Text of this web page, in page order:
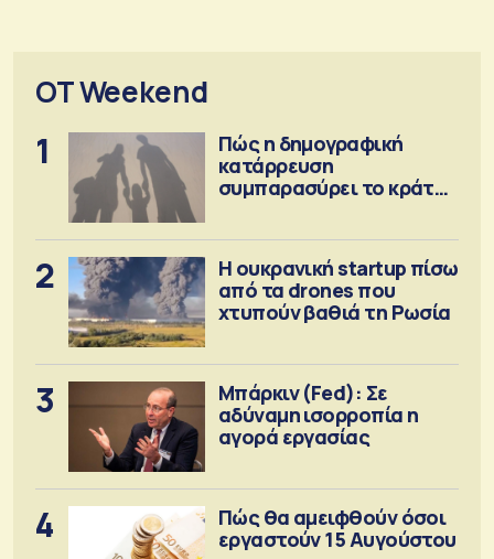
OT Weekend
1
Πώς η δημογραφική
κατάρρευση
συμπαρασύρει το κράτος
2
Η ουκρανική startup πίσω
από τα drones που
χτυπούν βαθιά τη Ρωσία
3
Μπάρκιν (Fed): Σε
αδύναμη ισορροπία η
αγορά εργασίας
4
Πώς θα αμειφθούν όσοι
εργαστούν 15 Αυγούστου